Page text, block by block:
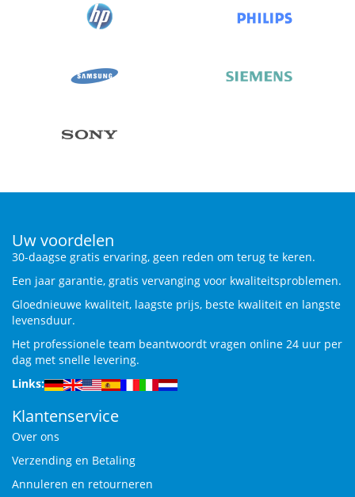
Uw voordelen
30-daagse gratis ervaring, geen reden om terug te keren.
Een jaar garantie, gratis vervanging voor kwaliteitsproblemen.
Gloednieuwe kwaliteit, laagste prijs, beste kwaliteit en langste
levensduur.
Het professionele team beantwoordt vragen online 24 uur per
dag met snelle levering.
Links:
Klantenservice
Over ons
Verzending en Betaling
Annuleren en retourneren